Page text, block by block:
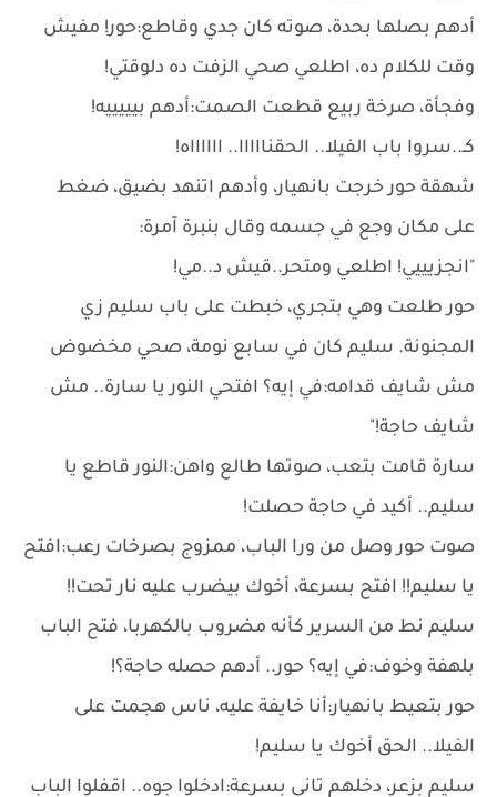
أدهم بصلها بحدة، صوته كان جدي وقاطع:حور! مفيش
وقت للكلام ده، اطلعي صحي الزفت ده دلوقتي!
وفجأة، صرخة ربيع قطعت الصمت:أدهم بيييييه!
كـ..سروا باب الفيلا.. الحقنااااا.. ااااااه!
شهقة حور خرجت بانهيار، وأدهم اتنهد بضيق، ضغط
على مكان وجع في جسمه وقال بنبرة آمرة:
"انجزيييي! اطلعي ومتحر..قيش د..مي!
حور طلعت وهي بتجري، خبطت على باب سليم زي
المجنونة. سليم كان في سابع نومة، صحي مخضوض
مش شايف قدامه:في إيه؟ افتحي النور يا سارة.. مش
شايف حاجة!"
سارة قامت بتعب، صوتها طالع واهن:النور قاطع يا
سليم.. أكيد في حاجة حصلت!
صوت حور وصل من ورا الباب، ممزوج بصرخات رعب:افتح
يا سليم!! افتح بسرعة، أخوك بيضرب عليه نار تحت!!
سليم نط من السرير كأنه مضروب بالكهربا، فتح الباب
بلهفة وخوف:في إيه؟ حور.. أدهم حصله حاجة؟!
حور بتعيط بانهيار:أنا خايفة عليه، ناس هجمت على
الفيلا.. الحق أخوك يا سليم!
سليم بزعر، دخلهم تاني بسرعة:ادخلوا جوه.. اقفلوا الباب